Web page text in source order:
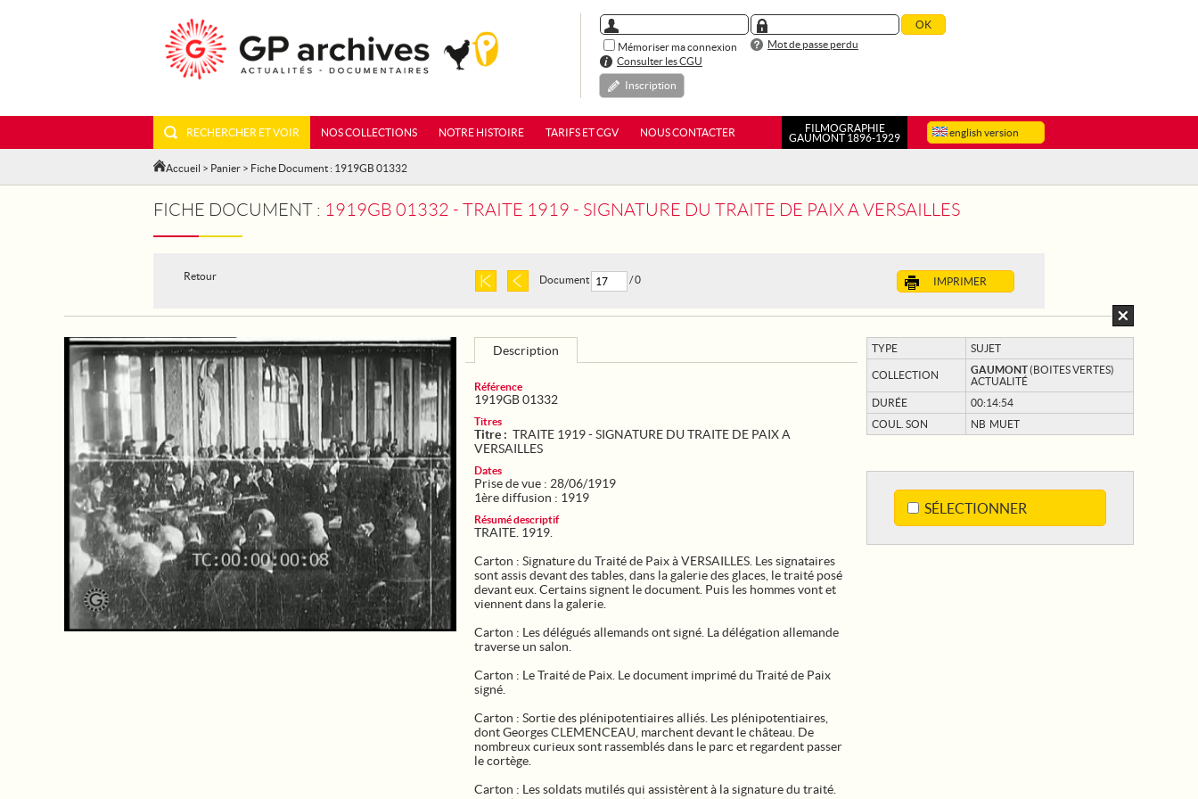
Mémoriser ma connexion
Mot de passe perdu
Consulter les CGU
Inscription
english version
RECHERCHER ET VOIR NOS COLLECTIONS NOTRE HISTOIRE TARIFS ET CGV NOUS CONTACTER
FILMOGRAPHIE
GAUMONT 1896-1929
Accueil > Panier > Fiche Document : 1919GB 01332
FICHE DOCUMENT : 1919GB 01332 - TRAITE 1919 - SIGNATURE DU TRAITE DE PAIX A VERSAILLES
Retour IMPRIMER
Document / 0
TYPE SUJET
COLLECTION GAUMONT(BOITES VERTES)
ACTUALITÉ
DURÉE
00:14:54
COUL. SON
NB MUET
SÉLECTIONNER
Description
Référence
1919GB 01332
Titres
Titre : TRAITE 1919 - SIGNATURE DU TRAITE DE PAIX A
VERSAILLES
Dates
Prise de vue : 28/06/1919
1ère diffusion : 1919
Résumé descriptif
TRAITE. 1919.
Carton : Signature du Traité de Paix à VERSAILLES. Les signataires
sont assis devant des tables, dans la galerie des glaces, le traité posé
devant eux. Certains signent le document. Puis les hommes vont et
viennent dans la galerie.
Carton : Les délégués allemands ont signé. La délégation allemande
traverse un salon.
Carton : Le Traité de Paix. Le document imprimé du Traité de Paix
signé.
Carton : Sortie des plénipotentiaires alliés. Les plénipotentiaires,
dont Georges CLEMENCEAU, marchent devant le château. De
nombreux curieux sont rassemblés dans le parc et regardent passer
le cortège.
Carton : Les soldats mutilés qui assistèrent à la signature du traité.